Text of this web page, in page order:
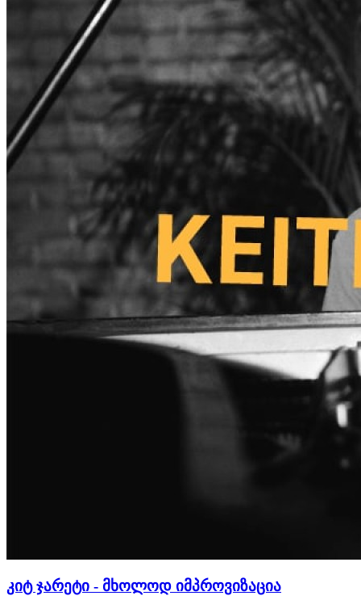
კიტ ჯარეტი - მხოლოდ იმპროვიზაცია